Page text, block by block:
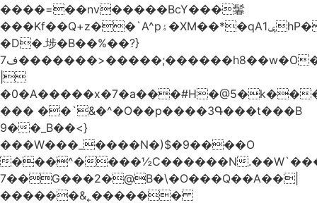
����=��nv�����BcY���鬊
���Kf��Q+z��`A^pۀ�XM��*�qAݷ1hP��G�����YU�Xa��]��^
�D�.埗�B��%��?}
ف7�������>�����;������h8��w�O����էW������������{�g����y�
|
�0�A�����x�7�a���#H�@5�k��
��� ��`&�^�O��p����3Գ���t���B
9��_B��<}
���W���_����N�)$�9����O
���^����½C������N
7��G���2�@B�\�O���Q��A��|
������&˿������